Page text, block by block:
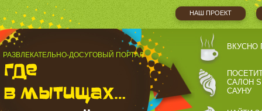
НАШ ПРОЕКТ
РАЗВЛЕКАТЕЛЬНО-ДОСУГОВЫЙ ПОРТАЛ
ВКУСНО
САЛОН
САУНУ